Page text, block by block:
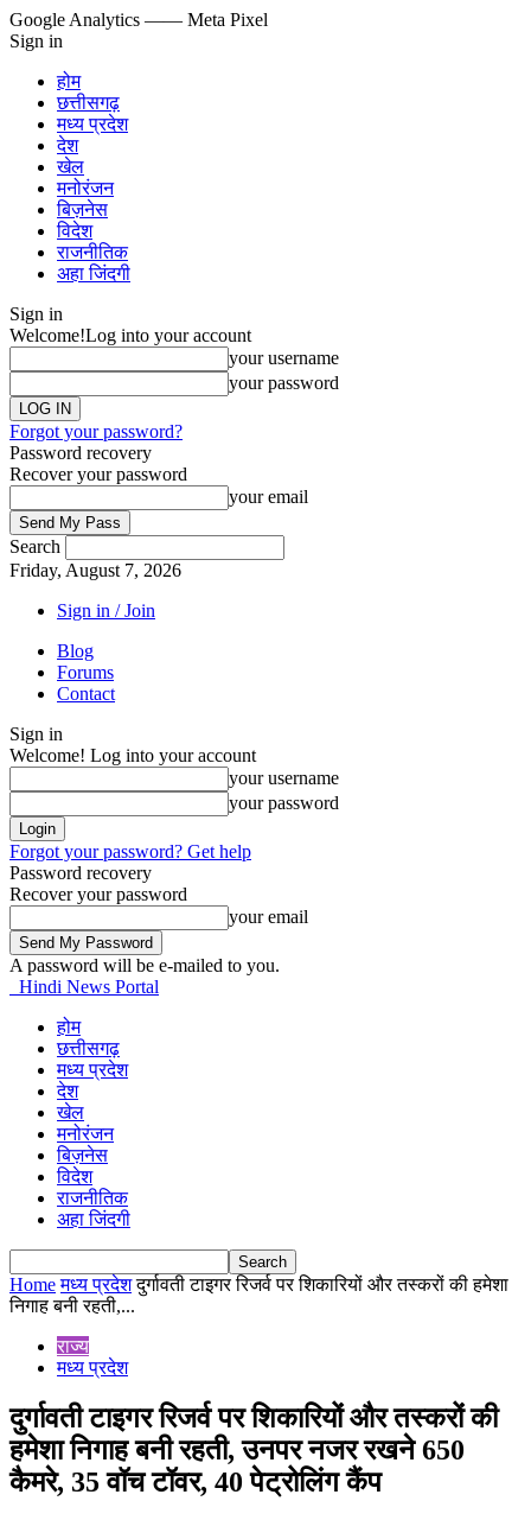
Google Analytics —— Meta Pixel
Sign in
होम
छत्तीसगढ़
मध्य प्रदेश
देश
खेल
मनोरंजन
बिज़नेस
विदेश
राजनीतिक
अहा जिंदगी
Sign in
Welcome!Log into your account
your username
your password
Forgot your password?
Password recovery
Recover your password
your email
Search
Friday, August 7, 2026
Sign in / Join
Blog
Forums
Contact
Sign in
Welcome! Log into your account
your username
your password
Forgot your password? Get help
Password recovery
Recover your password
your email
A password will be e-mailed to you.
Hindi News Portal
होम
छत्तीसगढ़
मध्य प्रदेश
देश
खेल
मनोरंजन
बिज़नेस
विदेश
राजनीतिक
अहा जिंदगी
Home मध्य प्रदेश दुर्गावती टाइगर रिजर्व पर शिकारियों और तस्करों की हमेशा
निगाह बनी रहती,...
राज्य
मध्य प्रदेश
दुर्गावती टाइगर रिजर्व पर शिकारियों और तस्करों की
हमेशा निगाह बनी रहती, उनपर नजर रखने 650
कैमरे, 35 वॉच टॉवर, 40 पेट्रोलिंग कैंप